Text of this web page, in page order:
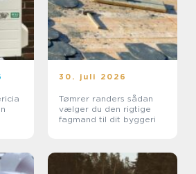
30. juli 2026
Tømrer randers sådan
vælger du den rigtige
fagmand til dit byggeri